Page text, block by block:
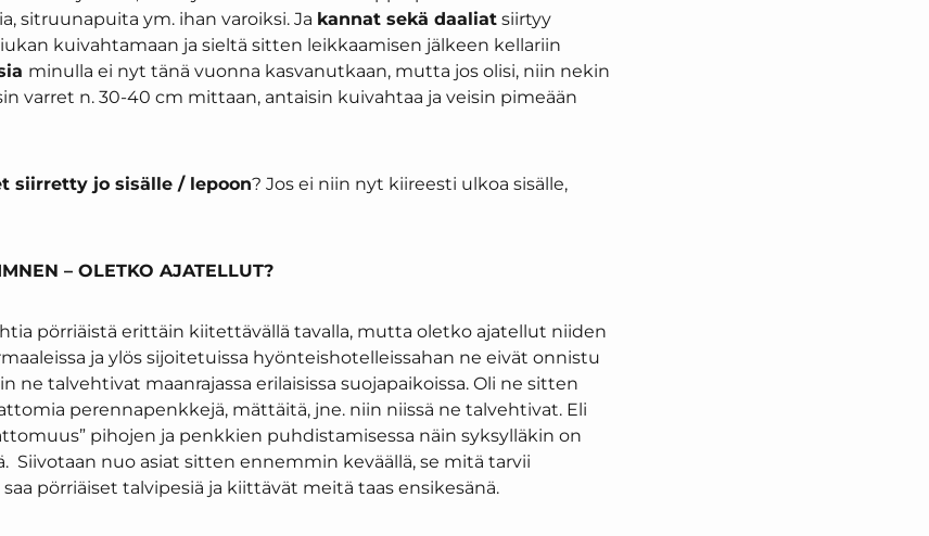
sitruunapuita ym. ihan varoiksi. Ja kannat sekä daaliat siirtyy
kuivahtamaan ja sieltä sitten leikkaamisen jälkeen kellariin
minulla ei nyt tänä vuonna kasvanutkaan, mutta jos olisi, niin nekin
varret n. 30-40 cm mittaan, antaisin kuivahtaa ja veisin pimeään
siirretty jo sisälle / lepoon? Jos ei niin nyt kiireesti ulkoa sisälle,
– OLETKO AJATELLUT?
pörriäistä erittäin kiitettävällä tavalla, mutta oletko ajatellut niiden
ja ylös sijoitetuissa hyönteishotelleissahan ne eivät onnistu
ne talvehtivat maanrajassa erilaisissa suojapaikoissa. Oli ne sitten
perennapenkkejä, mättäitä, jne. niin niissä ne talvehtivat. Eli
pihojen ja penkkien puhdistamisessa näin syksylläkin on
Siivotaan nuo asiat sitten ennemmin keväällä, se mitä tarvii
pörriäiset talvipesiä ja kiittävät meitä taas ensikesänä.